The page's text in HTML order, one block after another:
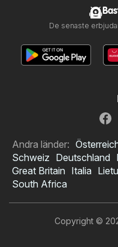
De senaste
Andra länder:
Schweiz Deutschland
Great Britain Italia
South Africa
Copyright ©